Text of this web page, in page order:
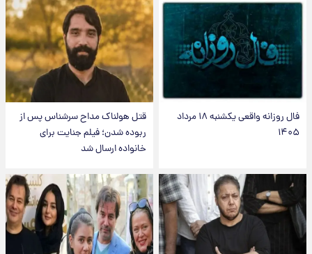
فال روزانه واقعی یکشنبه ۱۸ مرداد
۱۴۰۵
قتل هولناک مداح سرشناس پس از
ربوده شدن؛ فیلم جنایت برای
خانواده ارسال شد